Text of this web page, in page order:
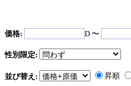
価格: D 〜
性別限定:
並び替え: 昇順